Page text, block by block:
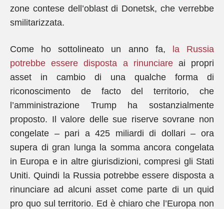
zone contese dell’oblast di Donetsk, che verrebbe
smilitarizzata.
Come ho sottolineato un anno fa,
la Russia
potrebbe essere disposta a rinunciareai propri
asset in cambio di una qualche forma di
riconoscimento de facto del territorio, che
l’amministrazione Trump ha sostanzialmente
proposto. Il valore delle sue riserve sovrane non
congelate – pari a 425 miliardi di dollari – ora
supera di gran lunga la somma ancora congelata
in Europa e in altre giurisdizioni, compresi gli Stati
Uniti. Quindi la Russia potrebbe essere disposta a
rinunciare ad alcuni asset come parte di un quid
pro quo sul territorio. Ed è chiaro che l’Europa non